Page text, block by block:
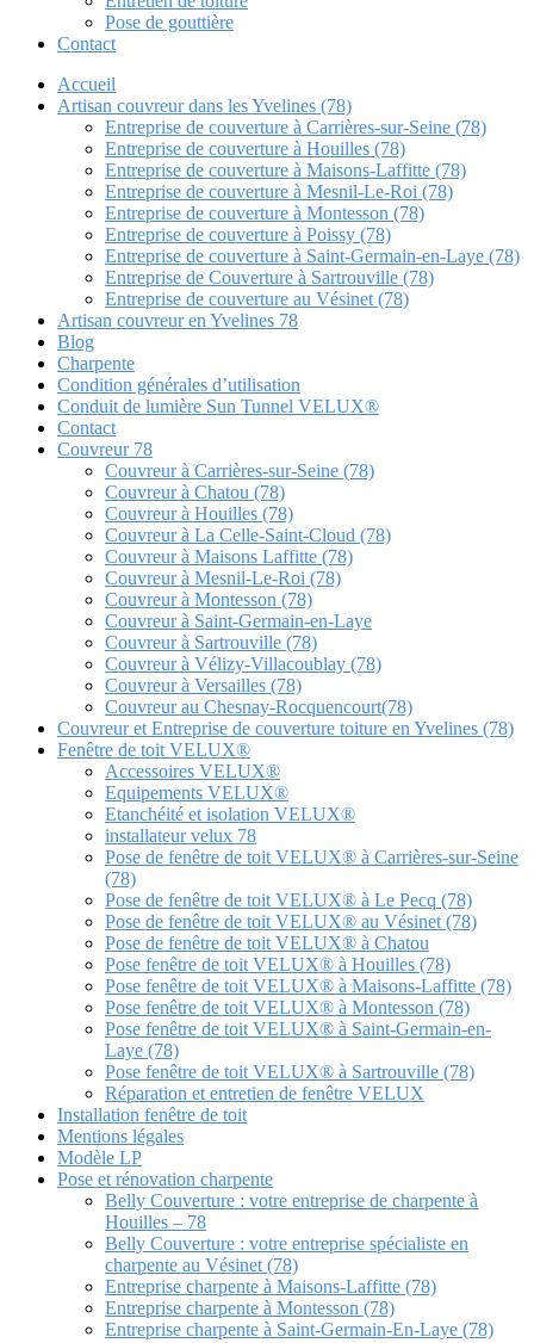
Pose de gouttière
Contact
Accueil
Artisan couvreur dans les Yvelines (78)
Entreprise de couverture à Carrières-sur-Seine (78)
Entreprise de couverture à Houilles (78)
Entreprise de couverture à Maisons-Laffitte (78)
Entreprise de couverture à Mesnil-Le-Roi (78)
Entreprise de couverture à Montesson (78)
Entreprise de couverture à Poissy (78)
Entreprise de couverture à Saint-Germain-en-Laye (78)
Entreprise de Couverture à Sartrouville (78)
Entreprise de couverture au Vésinet (78)
Artisan couvreur en Yvelines 78
Blog
Charpente
Condition générales d’utilisation
Conduit de lumière Sun Tunnel VELUX®
Contact
Couvreur 78
Couvreur à Carrières-sur-Seine (78)
Couvreur à Chatou (78)
Couvreur à Houilles (78)
Couvreur à La Celle-Saint-Cloud (78)
Couvreur à Maisons Laffitte (78)
Couvreur à Mesnil-Le-Roi (78)
Couvreur à Montesson (78)
Couvreur à Saint-Germain-en-Laye
Couvreur à Sartrouville (78)
Couvreur à Vélizy-Villacoublay (78)
Couvreur à Versailles (78)
Couvreur au Chesnay-Rocquencourt(78)
Couvreur et Entreprise de couverture toiture en Yvelines (78)
Fenêtre de toit VELUX®
Accessoires VELUX®
Equipements VELUX®
Etanchéité et isolation VELUX®
installateur velux 78
Pose de fenêtre de toit VELUX® à Carrières-sur-Seine
(78)
Pose de fenêtre de toit VELUX® à Le Pecq (78)
Pose de fenêtre de toit VELUX® au Vésinet (78)
Pose de fenêtre de toit VELUX® à Chatou
Pose fenêtre de toit VELUX® à Houilles (78)
Pose fenêtre de toit VELUX® à Maisons-Laffitte (78)
Pose fenêtre de toit VELUX® à Montesson (78)
Pose fenêtre de toit VELUX® à Saint-Germain-en-
Laye (78)
Pose fenêtre de toit VELUX® à Sartrouville (78)
Réparation et entretien de fenêtre VELUX
Installation fenêtre de toit
Mentions légales
Modèle LP
Pose et rénovation charpente
Belly Couverture : votre entreprise de charpente à
Houilles – 78
Belly Couverture : votre entreprise spécialiste en
charpente au Vésinet (78)
Entreprise charpente à Maisons-Laffitte (78)
Entreprise charpente à Montesson (78)
Entreprise charpente à Saint-Germain-En-Laye (78)